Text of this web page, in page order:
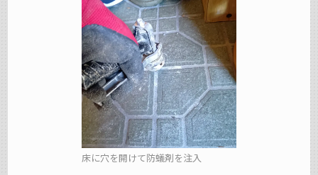
床に穴を開けて防蟻剤を注入